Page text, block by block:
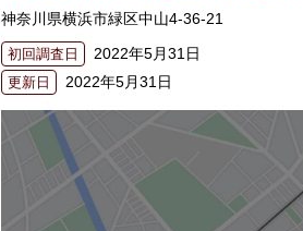
神奈川県横浜市緑区中山4-36-21
初回調査日 2022年5月31日
更新日 2022年5月31日